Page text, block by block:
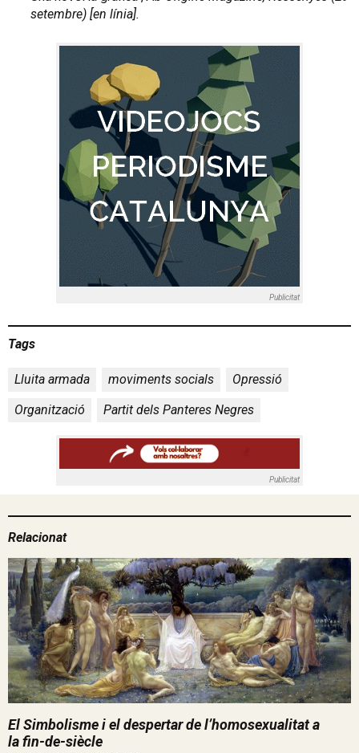
setembre) [en línia].
Publicitat
Tags
Lluita armada moviments socials Opressió
Organització
Partit dels Panteres Negres
Publicitat
Relacionat
El Simbolisme i el despertar de l’homosexualitat a
la fin-de-siècle